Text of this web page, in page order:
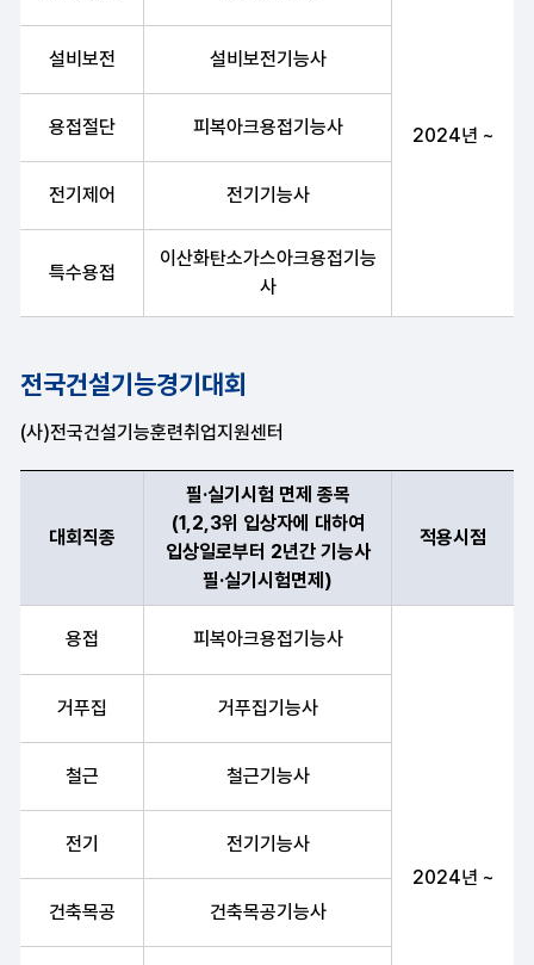
2024년 ~
설비보전 설비보전기능사
용접절단 피복아크용접기능사
전기제어 전기기능사
특수용접
이산화탄소가스아크용접기능
사
전국건설기능경기대회
(사)전국건설기능훈련취업지원센터
대회직종
필·실기시험 면제 종목
(1,2,3위 입상자에 대하여
입상일로부터 2년간 기능사
필·실기시험면제)
적용시점
용접 피복아크용접기능사
2024년 ~
거푸집 거푸집기능사
철근 철근기능사
전기 전기기능사
건축목공 건축목공기능사